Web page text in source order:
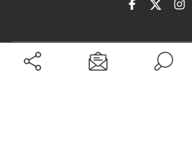
Sur Aéroports Voyages